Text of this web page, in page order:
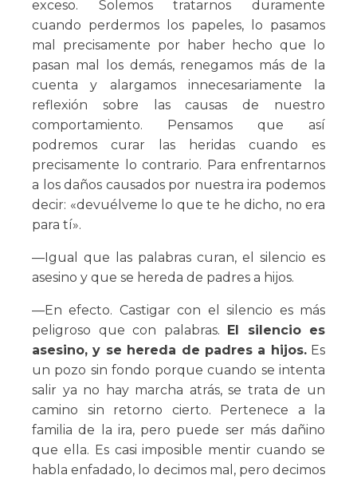
exceso. Solemos tratarnos duramente
cuando perdermos los papeles, lo pasamos
mal precisamente por haber hecho que lo
pasan mal los demás, renegamos más de la
cuenta y alargamos innecesariamente la
reflexión sobre las causas de nuestro
comportamiento. Pensamos que así
podremos curar las heridas cuando es
precisamente lo contrario. Para enfrentarnos
a los daños causados por nuestra ira podemos
decir: «devuélveme lo que te he dicho, no era
para tí».
—Igual que las palabras curan, el silencio es
asesino y que se hereda de padres a hijos.
—En efecto. Castigar con el silencio es más
peligroso que con palabras. El silencio es
asesino, y se hereda de padres a hijos.Es
un pozo sin fondo porque cuando se intenta
salir ya no hay marcha atrás, se trata de un
camino sin retorno cierto. Pertenece a la
familia de la ira, pero puede ser más dañino
que ella. Es casi imposible mentir cuando se
habla enfadado, lo decimos mal, pero decimos